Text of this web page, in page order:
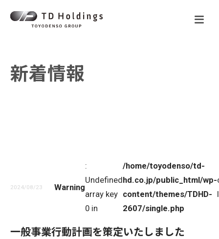
新着情報
2024/08/23 Warning
:
Undefined
array key
0 in
/home/toyodenso/td-
hd.co.jp/public_html/wp-
content/themes/TDHD-
2607/single.php
一般事業行動計画を策定いたしました